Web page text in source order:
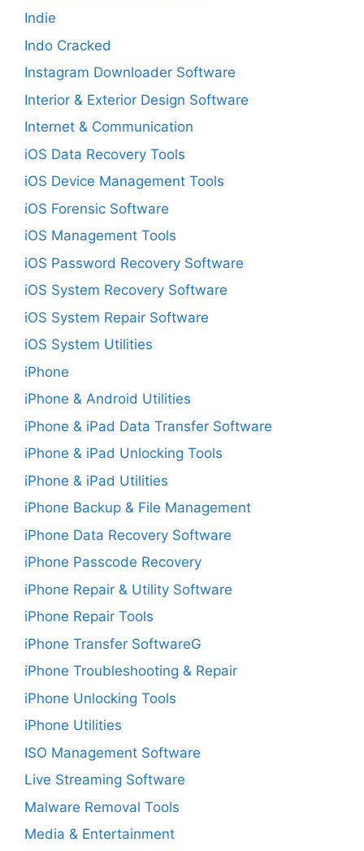
Indie
Indo Cracked
Instagram Downloader Software
Interior & Exterior Design Software
Internet & Communication
iOS Data Recovery Tools
iOS Device Management Tools
iOS Forensic Software
iOS Management Tools
iOS Password Recovery Software
iOS System Recovery Software
iOS System Repair Software
iOS System Utilities
iPhone
iPhone & Android Utilities
iPhone & iPad Data Transfer Software
iPhone & iPad Unlocking Tools
iPhone & iPad Utilities
iPhone Backup & File Management
iPhone Data Recovery Software
iPhone Passcode Recovery
iPhone Repair & Utility Software
iPhone Repair Tools
iPhone Transfer SoftwareG
iPhone Troubleshooting & Repair
iPhone Unlocking Tools
iPhone Utilities
ISO Management Software
Live Streaming Software
Malware Removal Tools
Media & Entertainment